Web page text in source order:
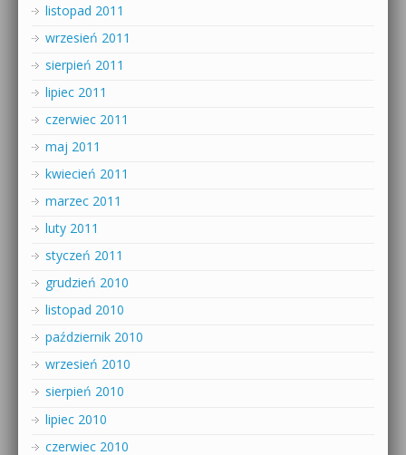
listopad 2011
wrzesień 2011
sierpień 2011
lipiec 2011
czerwiec 2011
maj 2011
kwiecień 2011
marzec 2011
luty 2011
styczeń 2011
grudzień 2010
listopad 2010
październik 2010
wrzesień 2010
sierpień 2010
lipiec 2010
czerwiec 2010